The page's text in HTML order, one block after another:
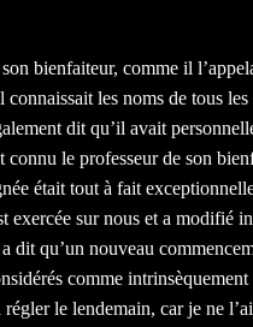
bienfaiteur, comme il
connaissait les noms de tous
dit qu’il avait
connu le professeur de son
était tout à fait
exercée sur nous et a modifié
dit qu’un nouveau
comme
le lendemain, car je ne